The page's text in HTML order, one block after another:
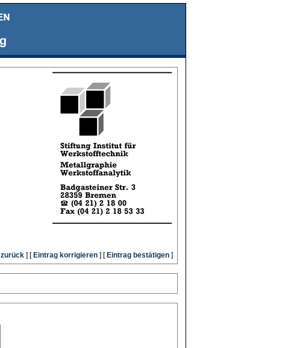
zurück ] [Eintrag korrigieren ] [Eintrag bestätigen ]